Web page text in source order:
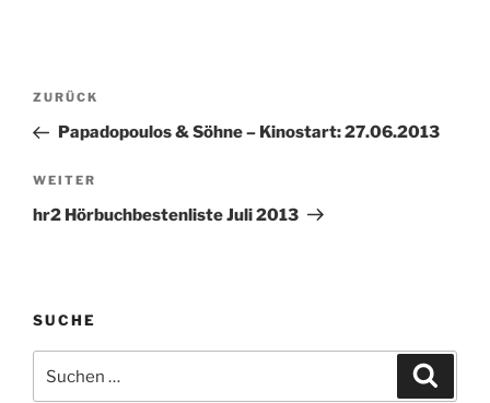
Beitragsnavigation
Vorheriger
Beitrag
ZURÜCK
Papadopoulos & Söhne – Kinostart: 27.06.2013
Nächster
Beitrag
WEITER
hr2 Hörbuchbestenliste Juli 2013
SUCHE
nach: